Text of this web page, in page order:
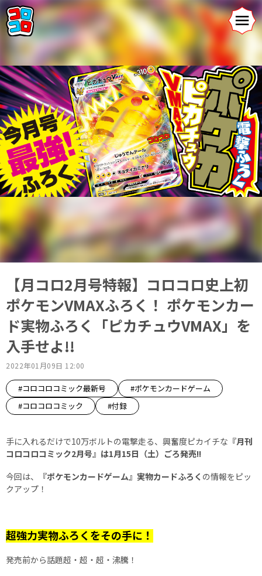
【月コロ2月号特報】コロコロ史上初
ポケモンVMAXふろく！ ポケモンカー
ド実物ふろく「ピカチュウVMAX」を
入手せよ!!
2022年01月09日 12:00
#コロコロコミック最新号
#ポケモンカードゲーム
#コロコロコミック
#付録
手に入れるだけで10万ボルトの電撃走る、興奮度ピカイチな 『月刊
コロコロコミック2月号』は1月15日（土）ごろ発売!!
今回は、
『ポケモンカードゲーム』実物カードふろく の情報をピッ
クアップ！
超強力実物ふろくをその手に！
発売前から話題超・超・超・沸騰！